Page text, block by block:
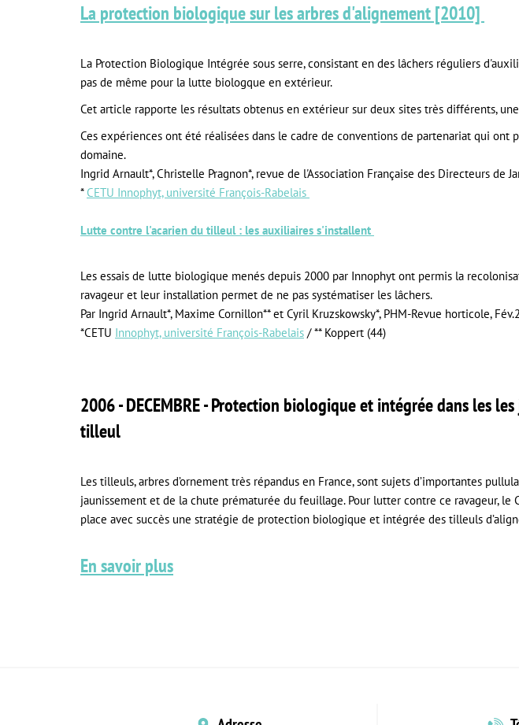
La protection biologique sur les arbres d'alignement [2010]
La Protection Biologique Intégrée sous serre, consistant en des lâchers réguliers
pas de même pour la lutte biologque en extérieur.
Cet article rapporte les résultats obtenus en extérieur sur deux sites très différents,
Ces expériences ont été réalisées dans le cadre de conventions de partenariat qui
domaine.
Ingrid Arnault*, Christelle Pragnon*, revue de l'Association Française des Directeurs de
* CETU Innophyt, université François-Rabelais
Lutte contre l'acarien du tilleul : les auxiliaires s'installent
Les essais de lutte biologique menés depuis 2000 par Innophyt ont permis la
ravageur et leur installation permet de ne pas systématiser les lâchers.
Par Ingrid Arnault*, Maxime Cornillon** et Cyril Kruzskowsky*, PHM-Revue horticole,
*CETU Innophyt, université François-Rabelais / ** Koppert (44)
2006 - DECEMBRE - Protection biologique et intégrée dans les
tilleul
Les tilleuls, arbres d’ornement très répandus en France, sont sujets d’importantes
jaunissement et de la chute prématurée du feuillage. Pour lutter contre ce ravageur, le
place avec succès une stratégie de protection biologique et intégrée des tilleuls
En savoir plus